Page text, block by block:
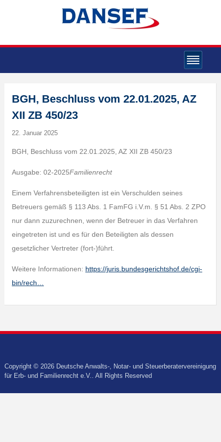
BGH, Beschluss vom 22.01.2025, AZ
XII ZB 450/23
22. Januar 2025
BGH, Beschluss vom 22.01.2025, AZ XII ZB 450/23
Ausgabe: 02-2025Familienrecht
Einem Verfahrensbeteiligten ist ein Verschulden seines
Betreuers gemäß § 113 Abs. 1 FamFG i.V.m. § 51 Abs. 2 ZPO
nur dann zuzurechnen, wenn der Betreuer in das Verfahren
eingetreten ist und es für den Beteiligten als dessen
gesetzlicher Vertreter (fort-)führt.
Weitere Informationen: https://juris.bundesgerichtshof.de/cgi-
bin/rech…
Copyright © 2026 Deutsche Anwalts-, Notar- und Steuerberatervereinigung
für Erb- und Familienrecht e.V.. All Rights Reserved